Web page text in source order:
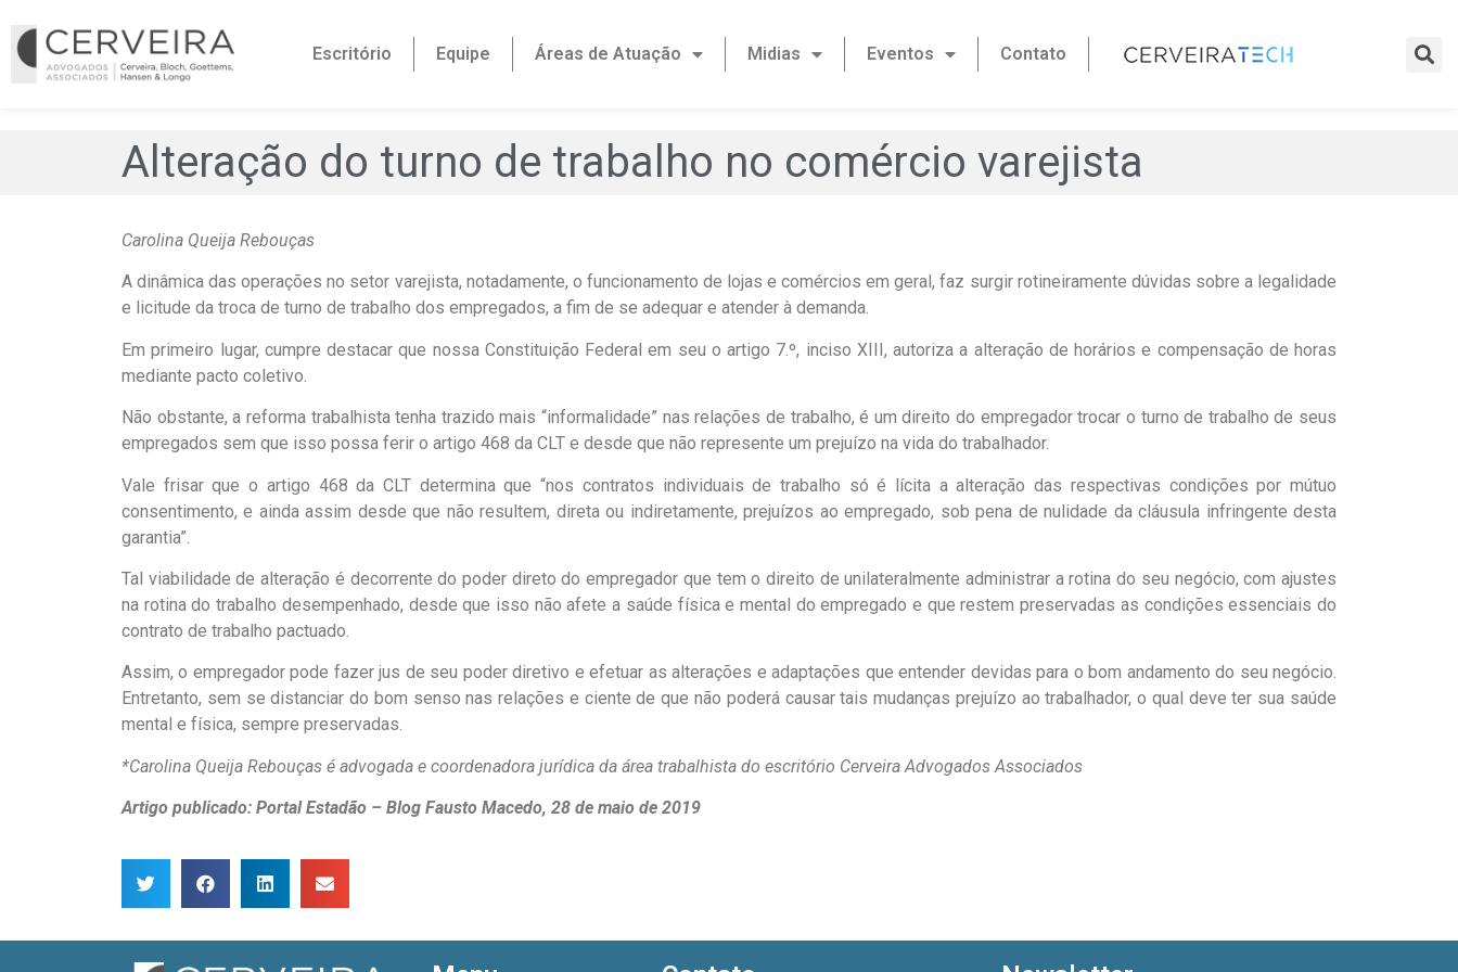
Escritório Equipe Áreas de Atuação Midias Eventos Contato
Alteração do turno de trabalho no comércio varejista
Carolina Queija Rebouças
A dinâmica das operações no setor varejista, notadamente, o funcionamento de lojas e comércios em geral, faz surgir rotineiramente dúvidas sobre a legalidade
e licitude da troca de turno de trabalho dos empregados, a fim de se adequar e atender à demanda.
Em primeiro lugar, cumpre destacar que nossa Constituição Federal em seu o artigo 7.º, inciso XIII, autoriza a alteração de horários e compensação de horas
mediante pacto coletivo.
Não obstante, a reforma trabalhista tenha trazido mais “informalidade” nas relações de trabalho, é um direito do empregador trocar o turno de trabalho de seus
empregados sem que isso possa ferir o artigo 468 da CLT e desde que não represente um prejuízo na vida do trabalhador.
Vale frisar que o artigo 468 da CLT determina que “nos contratos individuais de trabalho só é lícita a alteração das respectivas condições por mútuo
consentimento, e ainda assim desde que não resultem, direta ou indiretamente, prejuízos ao empregado, sob pena de nulidade da cláusula infringente desta
garantia”.
Tal viabilidade de alteração é decorrente do poder direto do empregador que tem o direito de unilateralmente administrar a rotina do seu negócio, com ajustes
na rotina do trabalho desempenhado, desde que isso não afete a saúde física e mental do empregado e que restem preservadas as condições essenciais do
contrato de trabalho pactuado.
Assim, o empregador pode fazer jus de seu poder diretivo e efetuar as alterações e adaptações que entender devidas para o bom andamento do seu negócio.
Entretanto, sem se distanciar do bom senso nas relações e ciente de que não poderá causar tais mudanças prejuízo ao trabalhador, o qual deve ter sua saúde
mental e física, sempre preservadas.
*Carolina Queija Rebouças é advogada e coordenadora jurídica da área trabalhista do escritório Cerveira Advogados Associados
Artigo publicado: Portal Estadão – Blog Fausto Macedo, 28 de maio de 2019